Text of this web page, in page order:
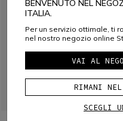
BENVENUTO NEL
ITALIA.
Per un servizio ottimale, ti
nel nostro negozio online
VAI AL
RIMANI
SCEGLI